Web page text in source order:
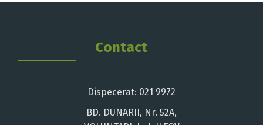
Contact
Dispecerat: 021 9972
BD. DUNARII, Nr. 52A,